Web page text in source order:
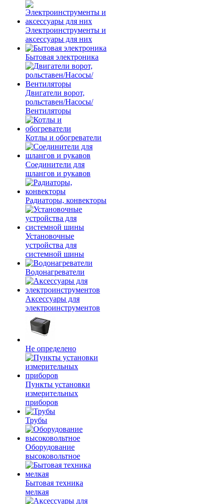
Электроинструменты и
аксессуары для них
Бытовая электроника
Двигатели ворот,
рольставен/Насосы/
Вентиляторы
Котлы и обогреватели
Соединители для
шлангов и рукавов
Радиаторы, конвекторы
Установочные
устройства для
системной шины
Водонагреватели
Аксессуары для
электроинструментов
Не определено
Пункты установки
измерительных
приборов
Трубы
Оборудование
высоковольтное
Бытовая техника
мелкая